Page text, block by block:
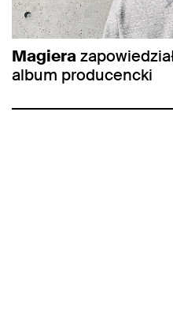
Magiera
album producencki